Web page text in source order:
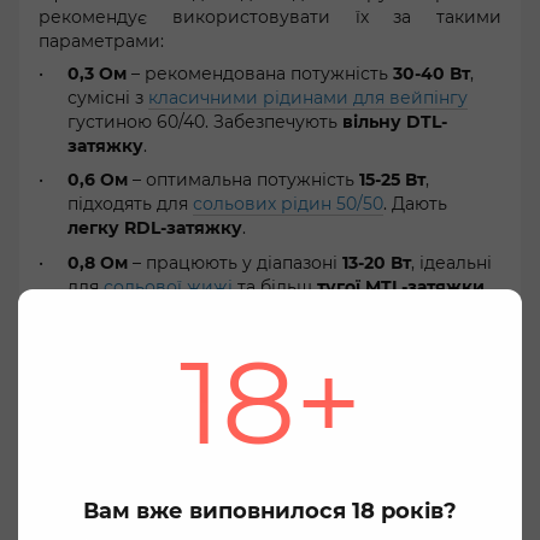
Ми дбаємо про вашу конфіденційність
Використовуючи цей веб-сайт Ви даєте згоду
оптимальної роботи сайту. Ви можете змінити це в
налаштуваннях вашого браузера. Натисніть кнопку
18+
Вам вже виповнилося 18 років?
рекомендує використовувати їх за такими
параметрами:
0,3 Ом – рекомендована потужність 30-40 Вт,
сумісні з класичними рідинами для вейпінгу
густиною 60/40. Забезпечують вільну DTL-
затяжку.
0,6 Ом – оптимальна потужність 15-25 Вт,
підходять для сольових рідин 50/50. Дають
легку RDL-затяжку.
0,8 Ом – працюють у діапазоні 13-20 Вт, ідеальні
длясольової жижіта більштугої MTL-затяжки.
затяжці, його потрібно правильно просочити